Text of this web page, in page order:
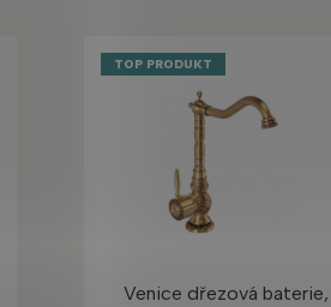
TOP PRODUKT
Venice dřezová baterie,